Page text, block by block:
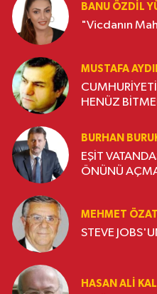
BANU ÖZDİL
MUSTAFA
CUMHURİYETİN
HENÜZ
BURHAN
EŞİT VATANDAŞLIK MI,
ÖNÜNÜ
MEHMET
STEVE
HASAN ALI